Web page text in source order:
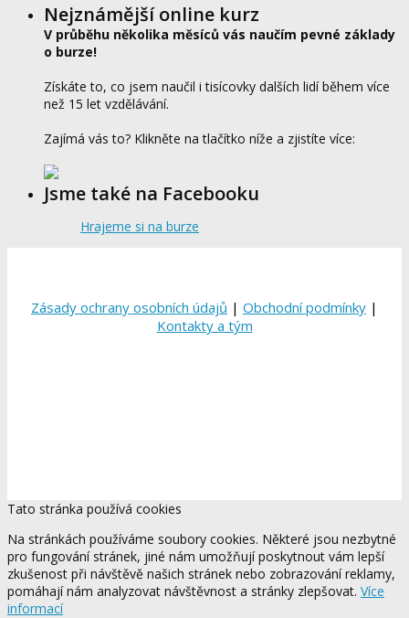
Nejznámější online kurz
V průběhu několika měsíců vás naučím pevné základy
o burze!
Získáte to, co jsem naučil i tisícovky dalších lidí během více
než 15 let vzdělávání.
Zajímá vás to? Klikněte na tlačítko níže a zjistíte více:
Jsme také na Facebooku
Hrajeme si na burze
Zásady ochrany osobních údajů | Obchodní podmínky |
Kontakty a tým
Tato stránka používá cookies
Na stránkách používáme soubory cookies. Některé jsou nezbytné
pro fungování stránek, jiné nám umožňují poskytnout vám lepší
zkušenost při návštěvě našich stránek nebo zobrazování reklamy,
pomáhají nám analyzovat návštěvnost a stránky zlepšovat. Více
informací